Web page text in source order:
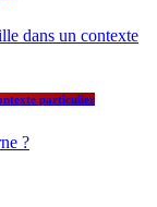
particulier